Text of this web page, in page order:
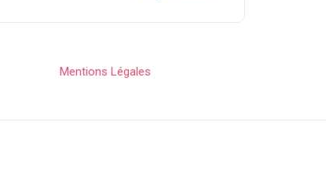
Mentions Légales